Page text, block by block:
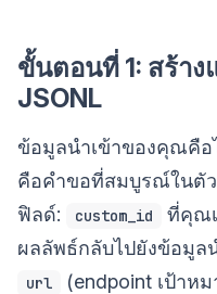
ขั้นตอนที่ 1: สร้า
JSONL
ข้อมูลนำเข้าของคุณคือ
คือคำขอที่สมบูรณ์ในตัว
ฟิลด์:
custom_id
ที่คุณ
ผลลัพธ์กลับไปยังข้อมูล
url (endpoint เป้าห